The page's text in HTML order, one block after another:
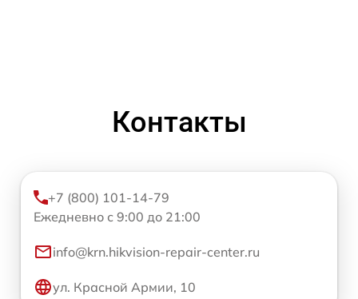
Контакты
+7 (800) 101-14-79
Ежедневно с 9:00 до 21:00
info@krn.hikvision-repair-center.ru
ул. Красной Армии, 10